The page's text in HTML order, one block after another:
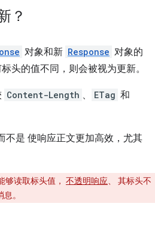
？
对象和新 Response 对象的
头的值不同，则会被视为更新。
Content-Length 、 ETag 和
不是 使响应正文更加高效，尤其
够读取标头值， 不透明响应、 其标头不
。